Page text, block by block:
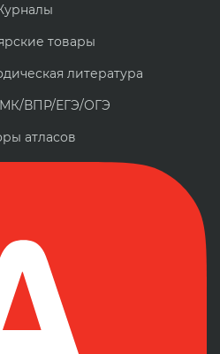
товары
литература
ВПР/ЕГЭ/ОГЭ
атласов